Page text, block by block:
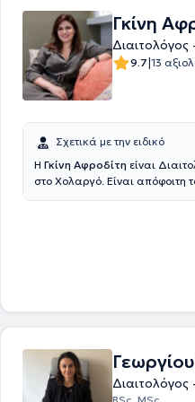
Αναργύρων και διδάσκει σε
τροφίμων και ποτών. Έχει
επιμόρφωσή του στο τομέα
psycholozin. Τέλος, είναι
Γκίνη
9.7|13
Σχετικά με την ειδικό
Η Γκίνη Αφροδίτη είναι
στο Χολαργό. Είναι απόφοιτη
κυτταρικό και μοριακό
Πανεπιστήμιο ως
στη διαγνωστική εταιρεία
συνέδρια και σεμινάρια και
διατροφής.